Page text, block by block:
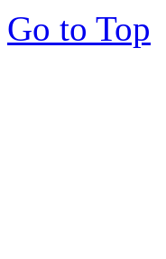
Go to Top